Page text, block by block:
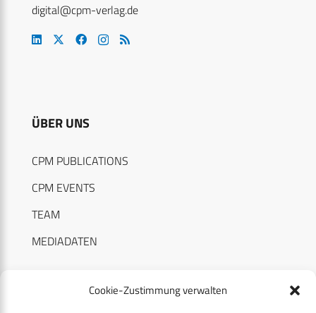
Cookie-Zustimmung verwalten
digital@cpm-verlag.de
ÜBER UNS
CPM PUBLICATIONS
CPM EVENTS
TEAM
MEDIADATEN